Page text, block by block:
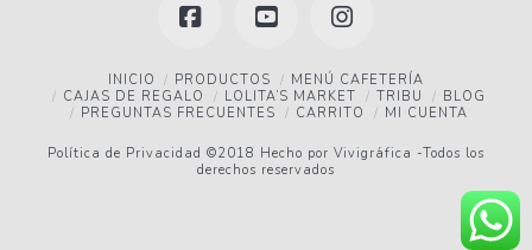
FacebookYouTubeInstagram
INICIO PRODUCTOS
MENÚ CAFETERÍA
CAJAS DE REGALO
LOLITA’S MARKET TRIBU
BLOG
PREGUNTAS FRECUENTES
CARRITO MI CUENTA
Política de Privacidad ©2018 Hecho por Vivigráfica -Todos los
derechos reservados